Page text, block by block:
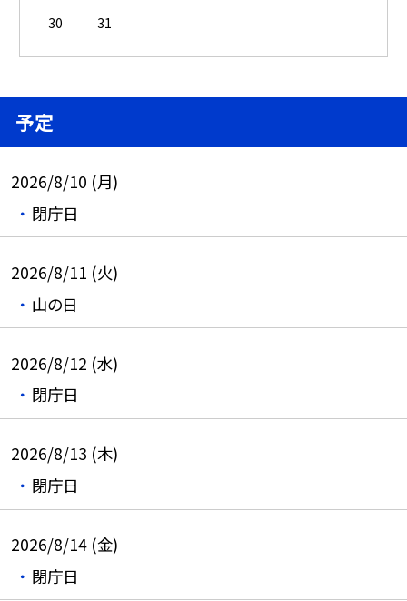
30
31
予定
2026/8/10 (月)
閉庁日
2026/8/11 (火)
山の日
2026/8/12 (水)
閉庁日
2026/8/13 (木)
閉庁日
2026/8/14 (金)
閉庁日